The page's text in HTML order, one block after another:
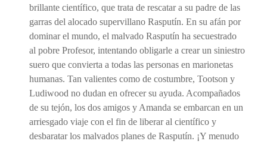
brillante científico, que trata de rescatar a su padre de las
garras del alocado supervillano Rasputín. En su afán por
dominar el mundo, el malvado Rasputín ha secuestrado
al pobre Profesor, intentando obligarle a crear un siniestro
suero que convierta a todas las personas en marionetas
humanas. Tan valientes como de costumbre, Tootson y
Ludiwood no dudan en ofrecer su ayuda. Acompañados
de su tejón, los dos amigos y Amanda se embarcan en un
arriesgado viaje con el fin de liberar al científico y
desbaratar los malvados planes de Rasputín. ¡Y menudo